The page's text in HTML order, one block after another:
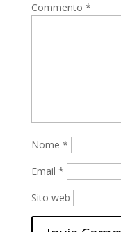
Commento *
Nome *
Email *
Sito web